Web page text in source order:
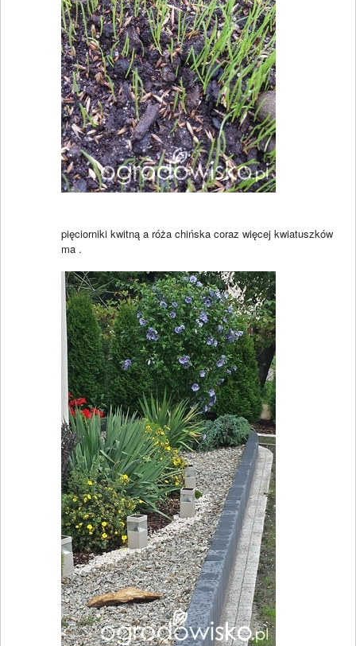
pięciorniki kwitną a róża chińska coraz więcej kwiatuszków
ma .